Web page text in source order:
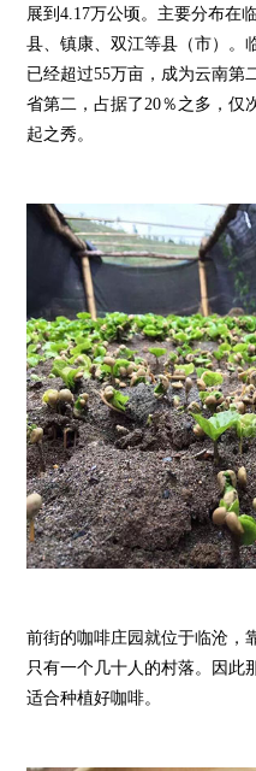
展到4.17万公顷。主要分布在
县、镇康、双江等县（市）。
已经超过55万亩，成为云南第
省第二，占据了20％之多，仅
起之秀。
前街的咖啡庄园就位于临沧，
只有一个几十人的村落。因此
适合种植好咖啡。